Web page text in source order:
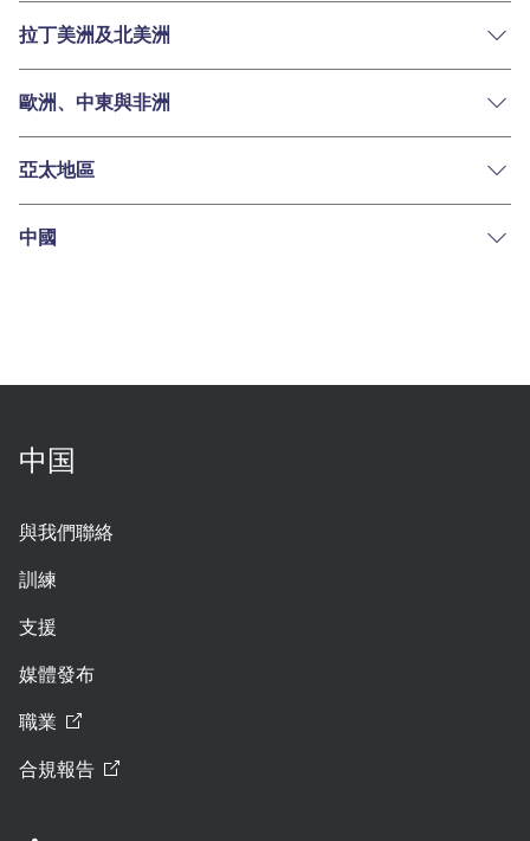
拉丁美洲及北美洲
歐洲、中東與非洲
亞太地區
中國
中国
與我們聯絡
訓練
支援
媒體發布
職業
合規報告